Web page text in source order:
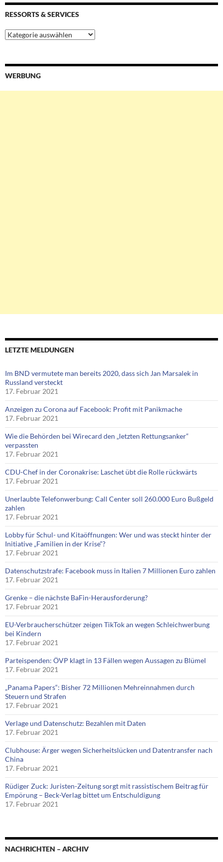
RESSORTS & SERVICES
Ressorts
&
WERBUNG
LETZTE MELDUNGEN
Im BND vermutete man bereits 2020, dass sich Jan Marsalek in
Russland versteckt
17. Februar 2021
Anzeigen zu Corona auf Facebook: Profit mit Panikmache
17. Februar 2021
Wie die Behörden bei Wirecard den „letzten Rettungsanker“
verpassten
17. Februar 2021
CDU-Chef in der Coronakrise: Laschet übt die Rolle rückwärts
17. Februar 2021
Unerlaubte Telefonwerbung: Call Center soll 260.000 Euro Bußgeld
zahlen
17. Februar 2021
Lobby für Schul- und Kitaöffnungen: Wer und was steckt hinter der
Initiative „Familien in der Krise“?
17. Februar 2021
Datenschutzstrafe: Facebook muss in Italien 7 Millionen Euro zahlen
17. Februar 2021
Grenke – die nächste BaFin-Herausforderung?
17. Februar 2021
EU-Verbraucherschützer zeigen TikTok an wegen Schleichwerbung
bei Kindern
17. Februar 2021
Parteispenden: ÖVP klagt in 13 Fällen wegen Aussagen zu Blümel
17. Februar 2021
„Panama Papers“: Bisher 72 Millionen Mehreinnahmen durch
Steuern und Strafen
17. Februar 2021
Verlage und Datenschutz: Bezahlen mit Daten
17. Februar 2021
Clubhouse: Ärger wegen Sicherheitslücken und Datentransfer nach
China
17. Februar 2021
Rüdiger Zuck: Juristen-Zeitung sorgt mit rassistischem Beitrag für
Empörung – Beck-Verlag bittet um Entschuldigung
17. Februar 2021
NACHRICHTEN – ARCHIV